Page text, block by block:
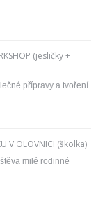
(jesličky +
přípravy a tvoření
V OLOVNICI (školka)
milé rodinné